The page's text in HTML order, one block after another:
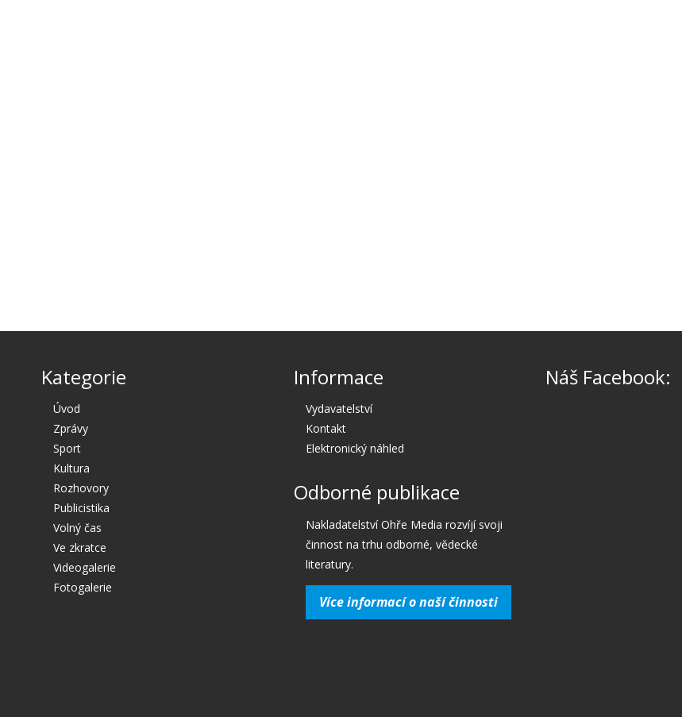
Kategorie
Úvod
Zprávy
Sport
Kultura
Rozhovory
Publicistika
Volný čas
Ve zkratce
Videogalerie
Fotogalerie
Informace
Vydavatelství
Kontakt
Elektronický náhled
Odborné publikace
Nakladatelství Ohře Media rozvíjí svoji
činnost na trhu odborné, vědecké
literatury.
Více informací o naší činnosti
Náš Facebook: